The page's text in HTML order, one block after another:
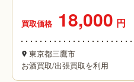
買取価格 18,000 円
東京都三鷹市
お酒買取/出張買取を利用